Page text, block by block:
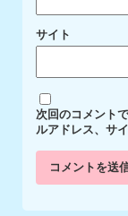
サイト
次回のコメント
ルアドレス、サ